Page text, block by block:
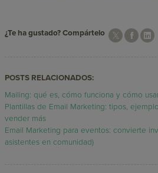
¿Te ha gustado? Compártelo
POSTS RELACIONADOS:
Mailing: qué es, cómo funciona y cómo
Plantillas de Email Marketing: tipos,
vender más
Email Marketing para eventos: convierte
asistentes en comunidad)